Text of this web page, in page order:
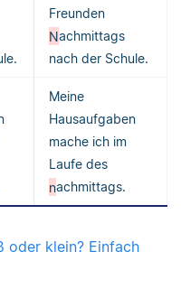
Freunden
Nachmittags
nach der Schule.
Meine
Hausaufgaben
mache ich im
Laufe des
nachmittags.
oder klein? Einfach